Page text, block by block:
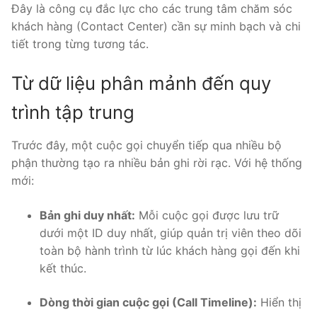
BRI VoIP Gateway
LIÊN HỆ
TIN TỨC
HƯỚNG DẪN
Đây là công cụ đắc lực cho các trung tâm chăm sóc
khách hàng (Contact Center) cần sự minh bạch và chi
tiết trong từng tương tác.
Từ dữ liệu phân mảnh đến quy
trình tập trung
Trước đây, một cuộc gọi chuyển tiếp qua nhiều bộ
phận thường tạo ra nhiều bản ghi rời rạc. Với hệ thống
mới:
Bản ghi duy nhất: Mỗi cuộc gọi được lưu trữ
dưới một ID duy nhất, giúp quản trị viên theo dõi
toàn bộ hành trình từ lúc khách hàng gọi đến khi
kết thúc.
Dòng thời gian cuộc gọi (Call Timeline): Hiển thị